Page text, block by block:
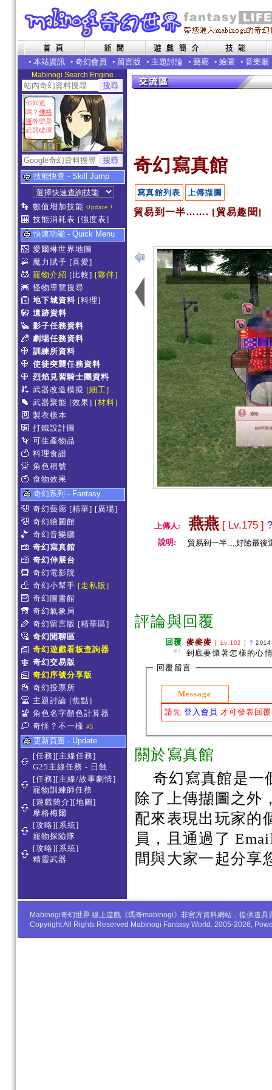
• 本站資訊 • 奇幻會員 • 留言版 • 主題討論 • 藝廊 • 繪圖 • 音樂廳
Mabinogi Search Engine
你知道
嗎？ 佛格
斯外號是
武器破壞
者
技能快查 - Skill Jump
數值增加技能 Update !
技能消耗表 [強度表]
快速功能 - Quick Menu
愛爾琳世界地圖
魔力賦予 [喜愛]
寵物介紹 [比較] [夥伴]
怪物導覽搜尋
地下城資料 [料理]
遺跡資料
影子任務資料
劇場任務資料
訓練所資料
使徒突襲任務資料
烈焰見習騎士團資料
武器改造模擬 [細工]
武器聚能 [效果] [材料]
製衣樣本
打鐵設計圖
可生產物品
料理食譜
角色稱號
食物效果
奇幻系列 - Fantasy
奇幻藝廊 [精華] [廣場]
奇幻繪圖館
奇幻音樂廳
奇幻寫真館
奇幻伸展台
奇幻電影院
奇幻小幫手 [走私販]
奇幻圖書館
奇幻氣象局
奇幻留言版 [精華區]
奇幻閒聊區
奇幻遊戲看板查詢器
奇幻交易版
奇幻序號分享版
奇幻投票所
主題討論 [焦點]
角色名字顏色計算器
奇怪？不一樣 #5
更新頁面 - Update
[任務][主線任務]
G25主線任務 - 日蝕
[任務][主線/故事劇情]
寵物訓練師任務
[遊戲簡介][地圖]
摩格梅爾
[攻略][系統]
寵物探險隊
[攻略][系統]
精靈武器
奇幻寫真館
寫真館列表 上傳擷圖
貿易到一半....... [貿易趣聞]
上傳人: 燕燕 [ Lv.175 ] ?
說明: 貿易到一半.....好險最後
評論與回覆
回覆
#1
麥麥麥 [ Lv.102 ] ?
到底要懷著怎樣的心
回覆留言
Message
請先 登入會員 才可發表回
關於寫真館
奇幻寫真館是一
除了上傳擷圖之外
配來表現出玩家的
員，且通過了
間與大家一起分享
Mabinogi奇幻世界 線上遊戲《瑪奇mabinogi》非官方資料網站，提供道
Copyright All Rights Reserved Mabinogi Fantasy World. 2005-2026,